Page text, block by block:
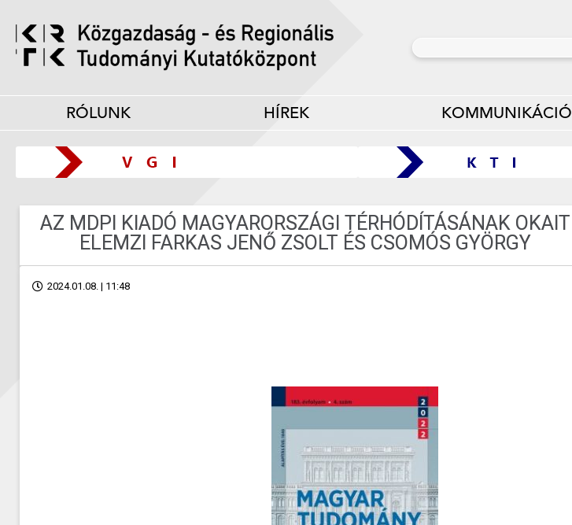
RÓLUNK HÍREK KOMMUNIKÁCIÓ
AZ MDPI KIADÓ MAGYARORSZÁGI TÉRHÓDÍTÁSÁNAK OKAIT
ELEMZI FARKAS JENŐ ZSOLT ÉS CSOMÓS GYÖRGY
2024.01.08. | 11:48